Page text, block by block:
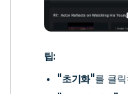
팁:
"초기화"를 클